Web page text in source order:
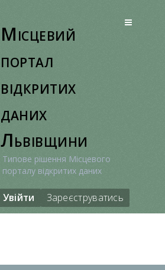
Місцевий
портал
відкритих
даних
Львівщини
Типове рішення Місцевого
порталу відкритих даних
Увійти Зареєструватись